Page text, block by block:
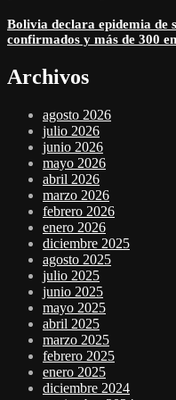
Bolivia declara epidemia de
confirmados y más de 300
Archivos
agosto 2026
julio 2026
junio 2026
mayo 2026
abril 2026
marzo 2026
febrero 2026
enero 2026
diciembre 2025
agosto 2025
julio 2025
junio 2025
mayo 2025
abril 2025
marzo 2025
febrero 2025
enero 2025
diciembre 2024